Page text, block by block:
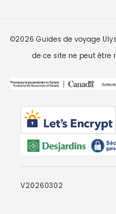
©2026 Guides de voyage
de ce site ne peut être
V20260302